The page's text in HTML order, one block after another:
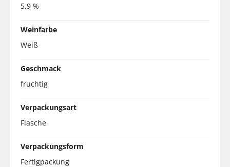
5,9 %
Weinfarbe
Weiß
Geschmack
fruchtig
Verpackungsart
Flasche
Verpackungsform
Fertigpackung